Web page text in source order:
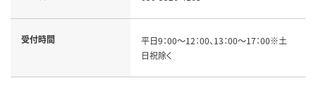
受付時間
平日9：00～12：00、13：00～17：00※土
日祝除く